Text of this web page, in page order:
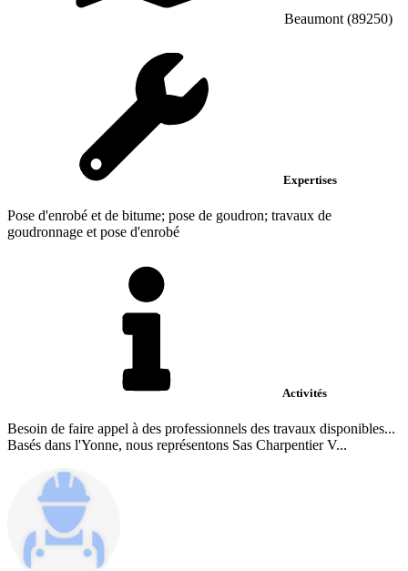
Beaumont (89250)
Expertises
Pose d'enrobé et de bitume; pose de goudron; travaux de
goudronnage et pose d'enrobé
Activités
Besoin de faire appel à des professionnels des travaux disponibles...
Basés dans l'Yonne, nous représentons Sas Charpentier V...